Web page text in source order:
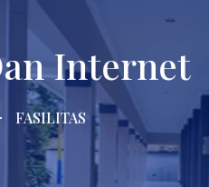
Internet
FASILITAS